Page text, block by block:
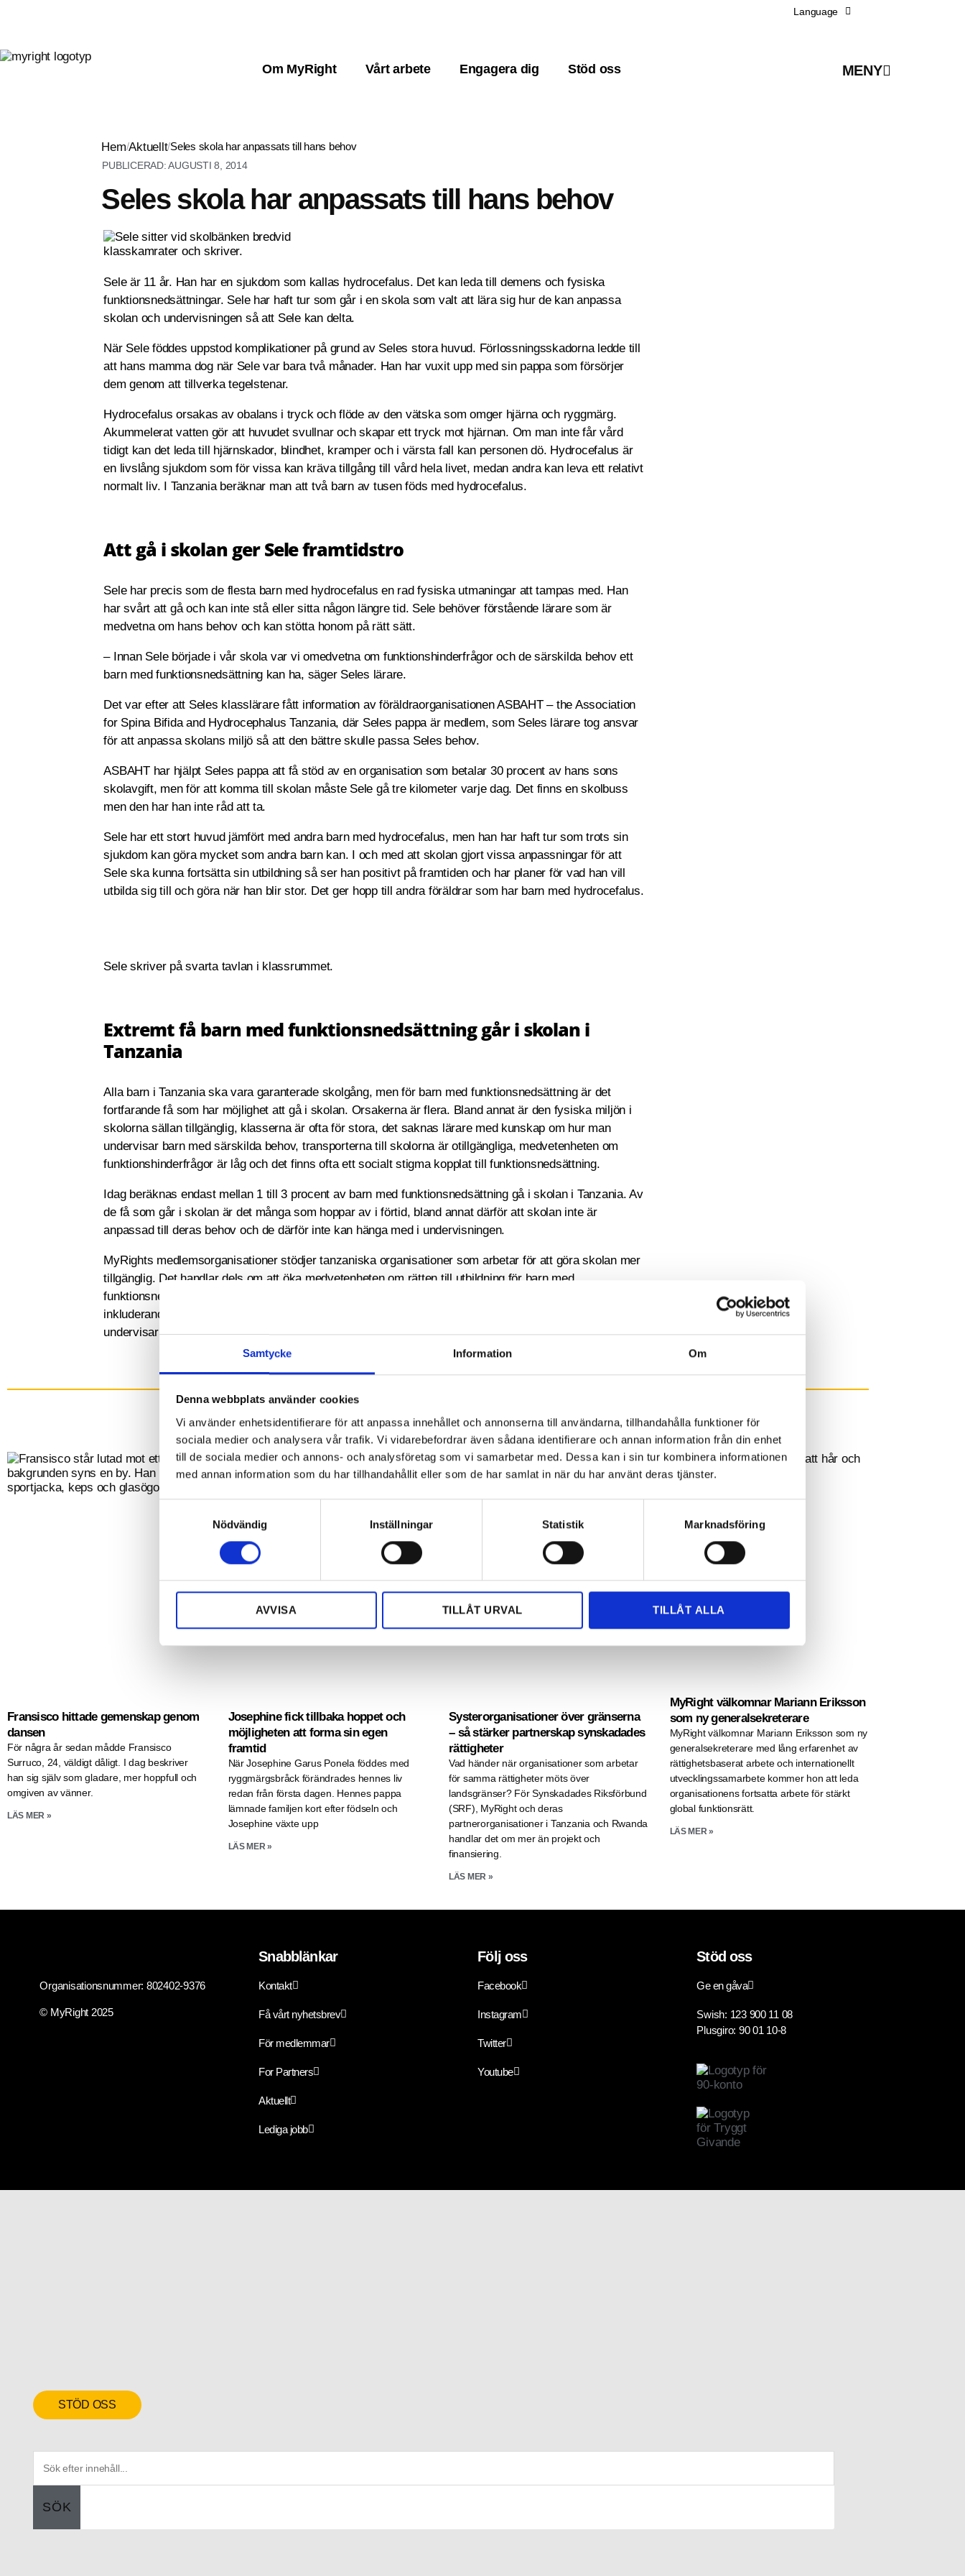
Samtycke Information Om
Denna webbplats använder cookies
Vi använder enhetsidentifierare för att anpassa innehållet och annonserna till användarna, tillhandahålla funktioner för
sociala medier och analysera vår trafik. Vi vidarebefordrar även sådana identifierare och annan information från din enhet
till de sociala medier och annons- och analysföretag som vi samarbetar med. Dessa kan i sin tur kombinera informationen
med annan information som du har tillhandahållit eller som de har samlat in när du har använt deras tjänster.
s
Nödvändig Inställningar Statistik Marknadsföring
AVVISA TILLÅT URVAL TILLÅT ALLA
Language
Om MyRight Vårt arbete Engagera dig Stöd oss MENY
Hem/Aktuellt/Seles skola har anpassats till hans behov
PUBLICERAD: AUGUSTI 8, 2014
Seles skola har anpassats till hans behov
Sele är 11 år. Han har en sjukdom som kallas hydrocefalus. Det kan leda till demens och fysiska
funktionsnedsättningar. Sele har haft tur som går i en skola som valt att lära sig hur de kan anpassa
skolan och undervisningen så att Sele kan delta.
När Sele föddes uppstod komplikationer på grund av Seles stora huvud. Förlossningsskadorna ledde till
att hans mamma dog när Sele var bara två månader. Han har vuxit upp med sin pappa som försörjer
dem genom att tillverka tegelstenar.
Hydrocefalus orsakas av obalans i tryck och flöde av den vätska som omger hjärna och ryggmärg.
Akummelerat vatten gör att huvudet svullnar och skapar ett tryck mot hjärnan. Om man inte får vård
tidigt kan det leda till hjärnskador, blindhet, kramper och i värsta fall kan personen dö. Hydrocefalus är
en livslång sjukdom som för vissa kan kräva tillgång till vård hela livet, medan andra kan leva ett relativt
normalt liv. I Tanzania beräknar man att två barn av tusen föds med hydrocefalus.
Att gå i skolan ger Sele framtidstro
Sele har precis som de flesta barn med hydrocefalus en rad fysiska utmaningar att tampas med. Han
har svårt att gå och kan inte stå eller sitta någon längre tid. Sele behöver förstående lärare som är
medvetna om hans behov och kan stötta honom på rätt sätt.
– Innan Sele började i vår skola var vi omedvetna om funktionshinderfrågor och de särskilda behov ett
barn med funktionsnedsättning kan ha, säger Seles lärare.
Det var efter att Seles klasslärare fått information av föräldraorganisationen ASBAHT – the Association
for Spina Bifida and Hydrocephalus Tanzania, där Seles pappa är medlem, som Seles lärare tog ansvar
för att anpassa skolans miljö så att den bättre skulle passa Seles behov.
ASBAHT har hjälpt Seles pappa att få stöd av en organisation som betalar 30 procent av hans sons
skolavgift, men för att komma till skolan måste Sele gå tre kilometer varje dag. Det finns en skolbuss
men den har han inte råd att ta.
Sele har ett stort huvud jämfört med andra barn med hydrocefalus, men han har haft tur som trots sin
sjukdom kan göra mycket som andra barn kan. I och med att skolan gjort vissa anpassningar för att
Sele ska kunna fortsätta sin utbildning så ser han positivt på framtiden och har planer för vad han vill
utbilda sig till och göra när han blir stor. Det ger hopp till andra föräldrar som har barn med hydrocefalus.
Sele skriver på svarta tavlan i klassrummet.
Extremt få barn med funktionsnedsättning går i skolan i
Tanzania
Alla barn i Tanzania ska vara garanterade skolgång, men för barn med funktionsnedsättning är det
fortfarande få som har möjlighet att gå i skolan. Orsakerna är flera. Bland annat är den fysiska miljön i
skolorna sällan tillgänglig, klasserna är ofta för stora, det saknas lärare med kunskap om hur man
undervisar barn med särskilda behov, transporterna till skolorna är otillgängliga, medvetenheten om
funktionshinderfrågor är låg och det finns ofta ett socialt stigma kopplat till funktionsnedsättning.
Idag beräknas endast mellan 1 till 3 procent av barn med funktionsnedsättning gå i skolan i Tanzania. Av
de få som går i skolan är det många som hoppar av i förtid, bland annat därför att skolan inte är
anpassad till deras behov och de därför inte kan hänga med i undervisningen.
MyRights medlemsorganisationer stödjer tanzaniska organisationer som arbetar för att göra skolan mer
tillgänglig. Det handlar dels om att öka medvetenheten om rätten till utbildning för barn med
funktionsnedsättning dels om att påverka beslutsfattare och myndigheter så att de gör läroplanen mer
inkluderande, tar fram tillgängliga skolböcker och vidtar åtgärder för att utbilda lärare i hur man
undervisar barn med funktionsnedsättning.
Aktuellt
Fransisco hittade gemenskap genom
dansen
För några år sedan mådde Fransisco
Surruco, 24, väldigt dåligt. I dag beskriver
han sig själv som gladare, mer hoppfull och
omgiven av vänner.
LÄS MER »
Josephine fick tillbaka hoppet och
möjligheten att forma sin egen
framtid
När Josephine Garus Ponela föddes med
ryggmärgsbråck förändrades hennes liv
redan från första dagen. Hennes pappa
lämnade familjen kort efter födseln och
Josephine växte upp
LÄS MER »
Systerorganisationer över gränserna
– så stärker partnerskap synskadades
rättigheter
Vad händer när organisationer som arbetar
för samma rättigheter möts över
landsgränser? För Synskadades Riksförbund
(SRF), MyRight och deras
partnerorganisationer i Tanzania och Rwanda
handlar det om mer än projekt och
finansiering.
LÄS MER »
MyRight välkomnar Mariann Eriksson
som ny generalsekreterare
MyRight välkomnar Mariann Eriksson som ny
generalsekreterare med lång erfarenhet av
rättighetsbaserat arbete och internationellt
utvecklingssamarbete kommer hon att leda
organisationens fortsatta arbete för stärkt
global funktionsrätt.
LÄS MER »
Organisationsnummer: 802402-9376
© MyRight 2025
Snabblänkar
Kontakt
Få vårt nyhetsbrev
För medlemmar
For Partners
Aktuellt
Lediga jobb
Följ oss
Facebook
Instagram
Twitter
Youtube
Stöd oss
Ge en gåva
Swish: 123 900 11 08
Plusgiro: 90 01 10-8
STÖD OSS
SÖK